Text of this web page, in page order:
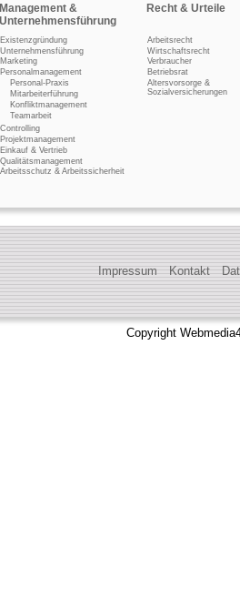
Management &
Unternehmensführung
Existenzgründung
Unternehmensführung
Marketing
Personalmanagement
Personal-Praxis
Mitarbeiterführung
Konfliktmanagement
Teamarbeit
Controlling
Projektmanagement
Einkauf & Vertrieb
Qualitätsmanagement
Arbeitsschutz & Arbeitssicherheit
Recht & Urteile
Arbeitsrecht
Wirtschaftsrecht
Verbraucher
Betriebsrat
Altersvorsorge &
Sozialversicherungen
Impressum Kontakt
Copyright